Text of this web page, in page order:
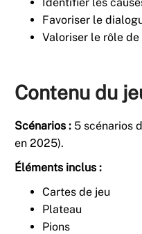
Favoriser le
Valoriser le rôle
Contenu du
Scénarios : 5 scénarios
en 2025).
Éléments inclus :
Cartes de jeu
Plateau
Pions